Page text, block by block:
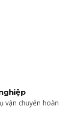
vận chuyển hoàn